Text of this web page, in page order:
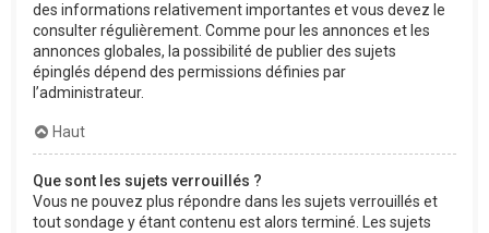
des informations relativement importantes et vous devez le
consulter régulièrement. Comme pour les annonces et les
annonces globales, la possibilité de publier des sujets
épinglés dépend des permissions définies par
l’administrateur.
Haut
Que sont les sujets verrouillés ?
Vous ne pouvez plus répondre dans les sujets verrouillés et
tout sondage y étant contenu est alors terminé. Les sujets